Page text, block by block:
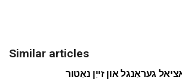
Similar articles
געראַנגל און זייַן נאַטור